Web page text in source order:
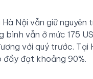
Nội vẫn giữ
vẫn ở mức 175
với quý trước.
đạt khoảng 90%.